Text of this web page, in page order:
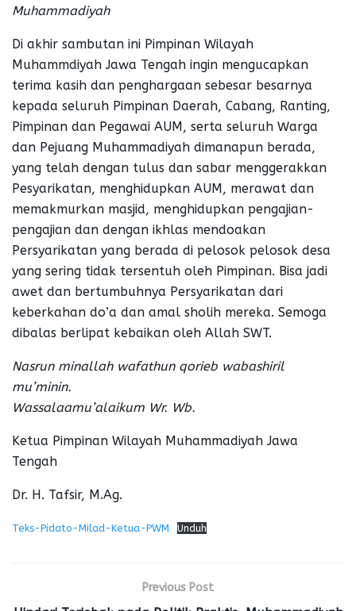
Muhammadiyah
Di akhir sambutan ini Pimpinan Wilayah
Muhammdiyah Jawa Tengah ingin mengucapkan
terima kasih dan penghargaan sebesar besarnya
kepada seluruh Pimpinan Daerah, Cabang, Ranting,
Pimpinan dan Pegawai AUM, serta seluruh Warga
dan Pejuang Muhammadiyah dimanapun berada,
yang telah dengan tulus dan sabar menggerakkan
Pesyarikatan, menghidupkan AUM, merawat dan
memakmurkan masjid, menghidupkan pengajian-
pengajian dan dengan ikhlas mendoakan
Persyarikatan yang berada di pelosok pelosok desa
yang sering tidak tersentuh oleh Pimpinan. Bisa jadi
awet dan bertumbuhnya Persyarikatan dari
keberkahan do’a dan amal sholih mereka. Semoga
dibalas berlipat kebaikan oleh Allah SWT.
Nasrun minallah wafathun qorieb wabashiril
mu’minin.
Wassalaamu’alaikum Wr. Wb.
Ketua Pimpinan Wilayah Muhammadiyah Jawa
Tengah
Dr. H. Tafsir, M.Ag.
Teks-Pidato-Milad-Ketua-PWM Unduh
Previous Post